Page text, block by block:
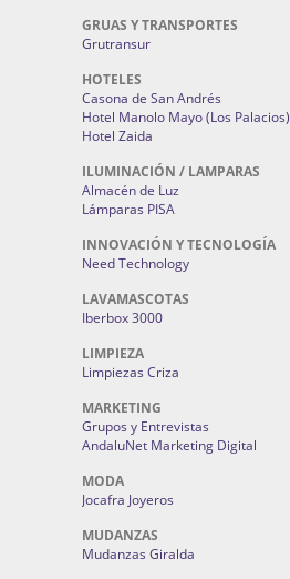
GRUAS Y TRANSPORTES
Grutransur
HOTELES
Casona de San Andrés
Hotel Manolo Mayo (Los Palacios)
Hotel Zaida
ILUMINACIÓN / LAMPARAS
Almacén de Luz
Lámparas PISA
INNOVACIÓN Y TECNOLOGÍA
Need Technology
LAVAMASCOTAS
Iberbox 3000
LIMPIEZA
Limpiezas Criza
MARKETING
Grupos y Entrevistas
AndaluNet Marketing Digital
MODA
Jocafra Joyeros
MUDANZAS
Mudanzas Giralda